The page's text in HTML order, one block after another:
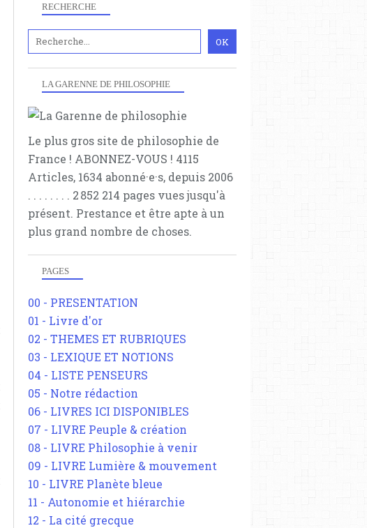
RECHERCHE
LA GARENNE DE PHILOSOPHIE
Le plus gros site de philosophie de
France ! ABONNEZ-VOUS ! 4115
Articles, 1634 abonné·e·s, depuis 2006
. . . . . . . . 2 852 214 pages vues jusqu'à
présent. Prestance et être apte à un
plus grand nombre de choses.
PAGES
00 - PRESENTATION
01 - Livre d'or
02 - THEMES ET RUBRIQUES
03 - LEXIQUE ET NOTIONS
04 - LISTE PENSEURS
05 - Notre rédaction
06 - LIVRES ICI DISPONIBLES
07 - LIVRE Peuple & création
08 - LIVRE Philosophie à venir
09 - LIVRE Lumière & mouvement
10 - LIVRE Planète bleue
11 - Autonomie et hiérarchie
12 - La cité grecque